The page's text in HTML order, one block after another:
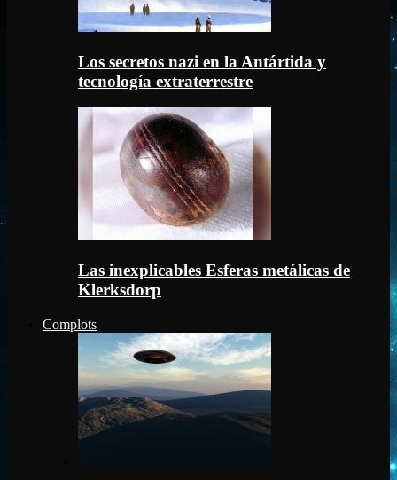
Los secretos nazi en la Antártida y
tecnología extraterrestre
Las inexplicables Esferas metálicas de
Klerksdorp
Complots